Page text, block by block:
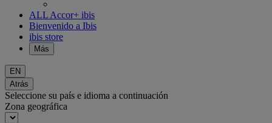
ALL Accor+ ibis
Bienvenido a Ibis
ibis store
Más
EN
Atrás
Seleccione su país e idioma a continuación
Zona geográfica